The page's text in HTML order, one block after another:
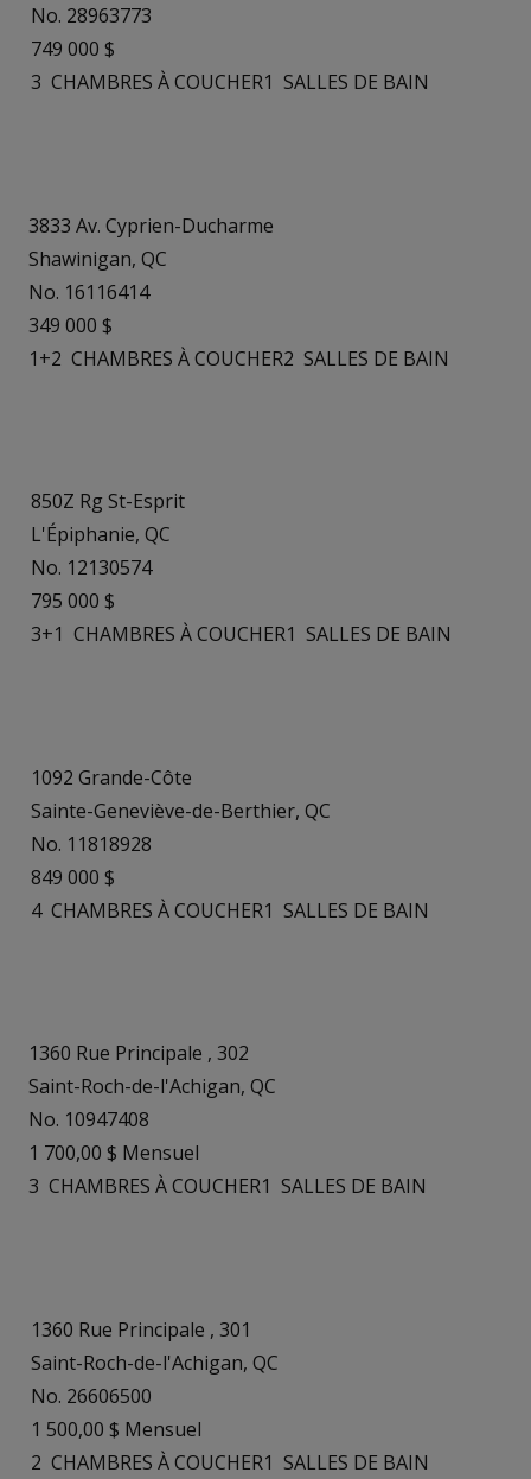
No. 28963773
749 000 $
3 CHAMBRES À COUCHER1 SALLES DE BAIN
3833 Av. Cyprien-Ducharme
Shawinigan, QC
No. 16116414
349 000 $
1+2 CHAMBRES À COUCHER2 SALLES DE BAIN
850Z Rg St-Esprit
L'Épiphanie, QC
No. 12130574
795 000 $
3+1 CHAMBRES À COUCHER1 SALLES DE BAIN
1092 Grande-Côte
Sainte-Geneviève-de-Berthier, QC
No. 11818928
849 000 $
4 CHAMBRES À COUCHER1 SALLES DE BAIN
1360 Rue Principale , 302
Saint-Roch-de-l'Achigan, QC
No. 10947408
1 700,00 $ Mensuel
3 CHAMBRES À COUCHER1 SALLES DE BAIN
1360 Rue Principale , 301
Saint-Roch-de-l'Achigan, QC
No. 26606500
1 500,00 $ Mensuel
2 CHAMBRES À COUCHER1 SALLES DE BAIN